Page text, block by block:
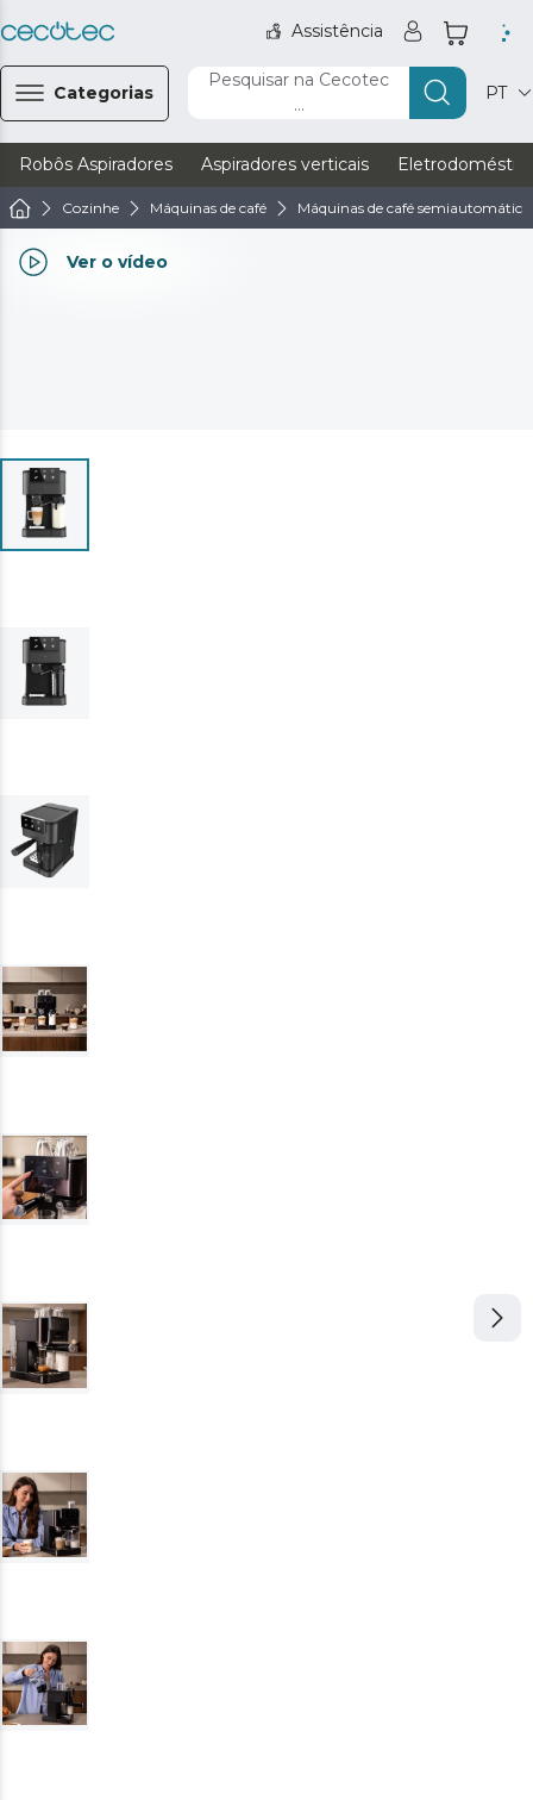
Assistência
Categorias
Pesquisar na Cecotec
...
PT
Robôs Aspiradores Aspiradores verticais
Cozinhe Máquinas de café Máquinas de café
Ver o vídeo